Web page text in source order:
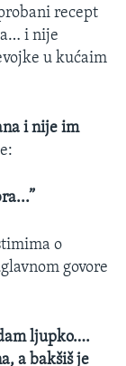
recept
i nije
u kućaim
i nije im
o
govore
ljupko….
a bakšiš je